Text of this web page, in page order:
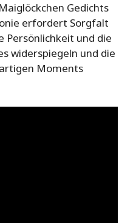
Gedichts
erfordert Sorgfalt
Persönlichkeit und die
widerspiegeln und die
Moments